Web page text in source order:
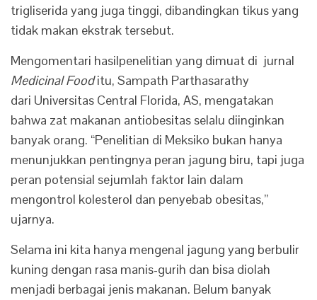
trigliserida yang juga tinggi, dibandingkan tikus yang
tidak makan ekstrak tersebut.
Mengomentari hasilpenelitian yang dimuat di jurnal
Medicinal Fooditu, Sampath Parthasarathy
dari Universitas Central Florida, AS, mengatakan
bahwa zat makanan antiobesitas selalu diinginkan
banyak orang. “Penelitian di Meksiko bukan hanya
menunjukkan pentingnya peran jagung biru, tapi juga
peran potensial sejumlah faktor lain dalam
mengontrol kolesterol dan penyebab obesitas,”
ujarnya.
Selama ini kita hanya mengenal jagung yang berbulir
kuning dengan rasa manis-gurih dan bisa diolah
menjadi berbagai jenis makanan. Belum banyak